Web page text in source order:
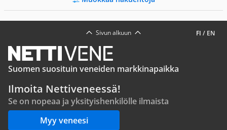
FI / EN
Sivun alkuun
Suomen suosituin veneiden markkinapaikka
Ilmoita Nettiveneessä!
Se on nopeaa ja yksityishenkilölle ilmaista
Myy veneesi